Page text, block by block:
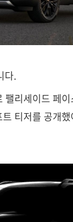
다.
팰리세이드 페
티저를 공개했